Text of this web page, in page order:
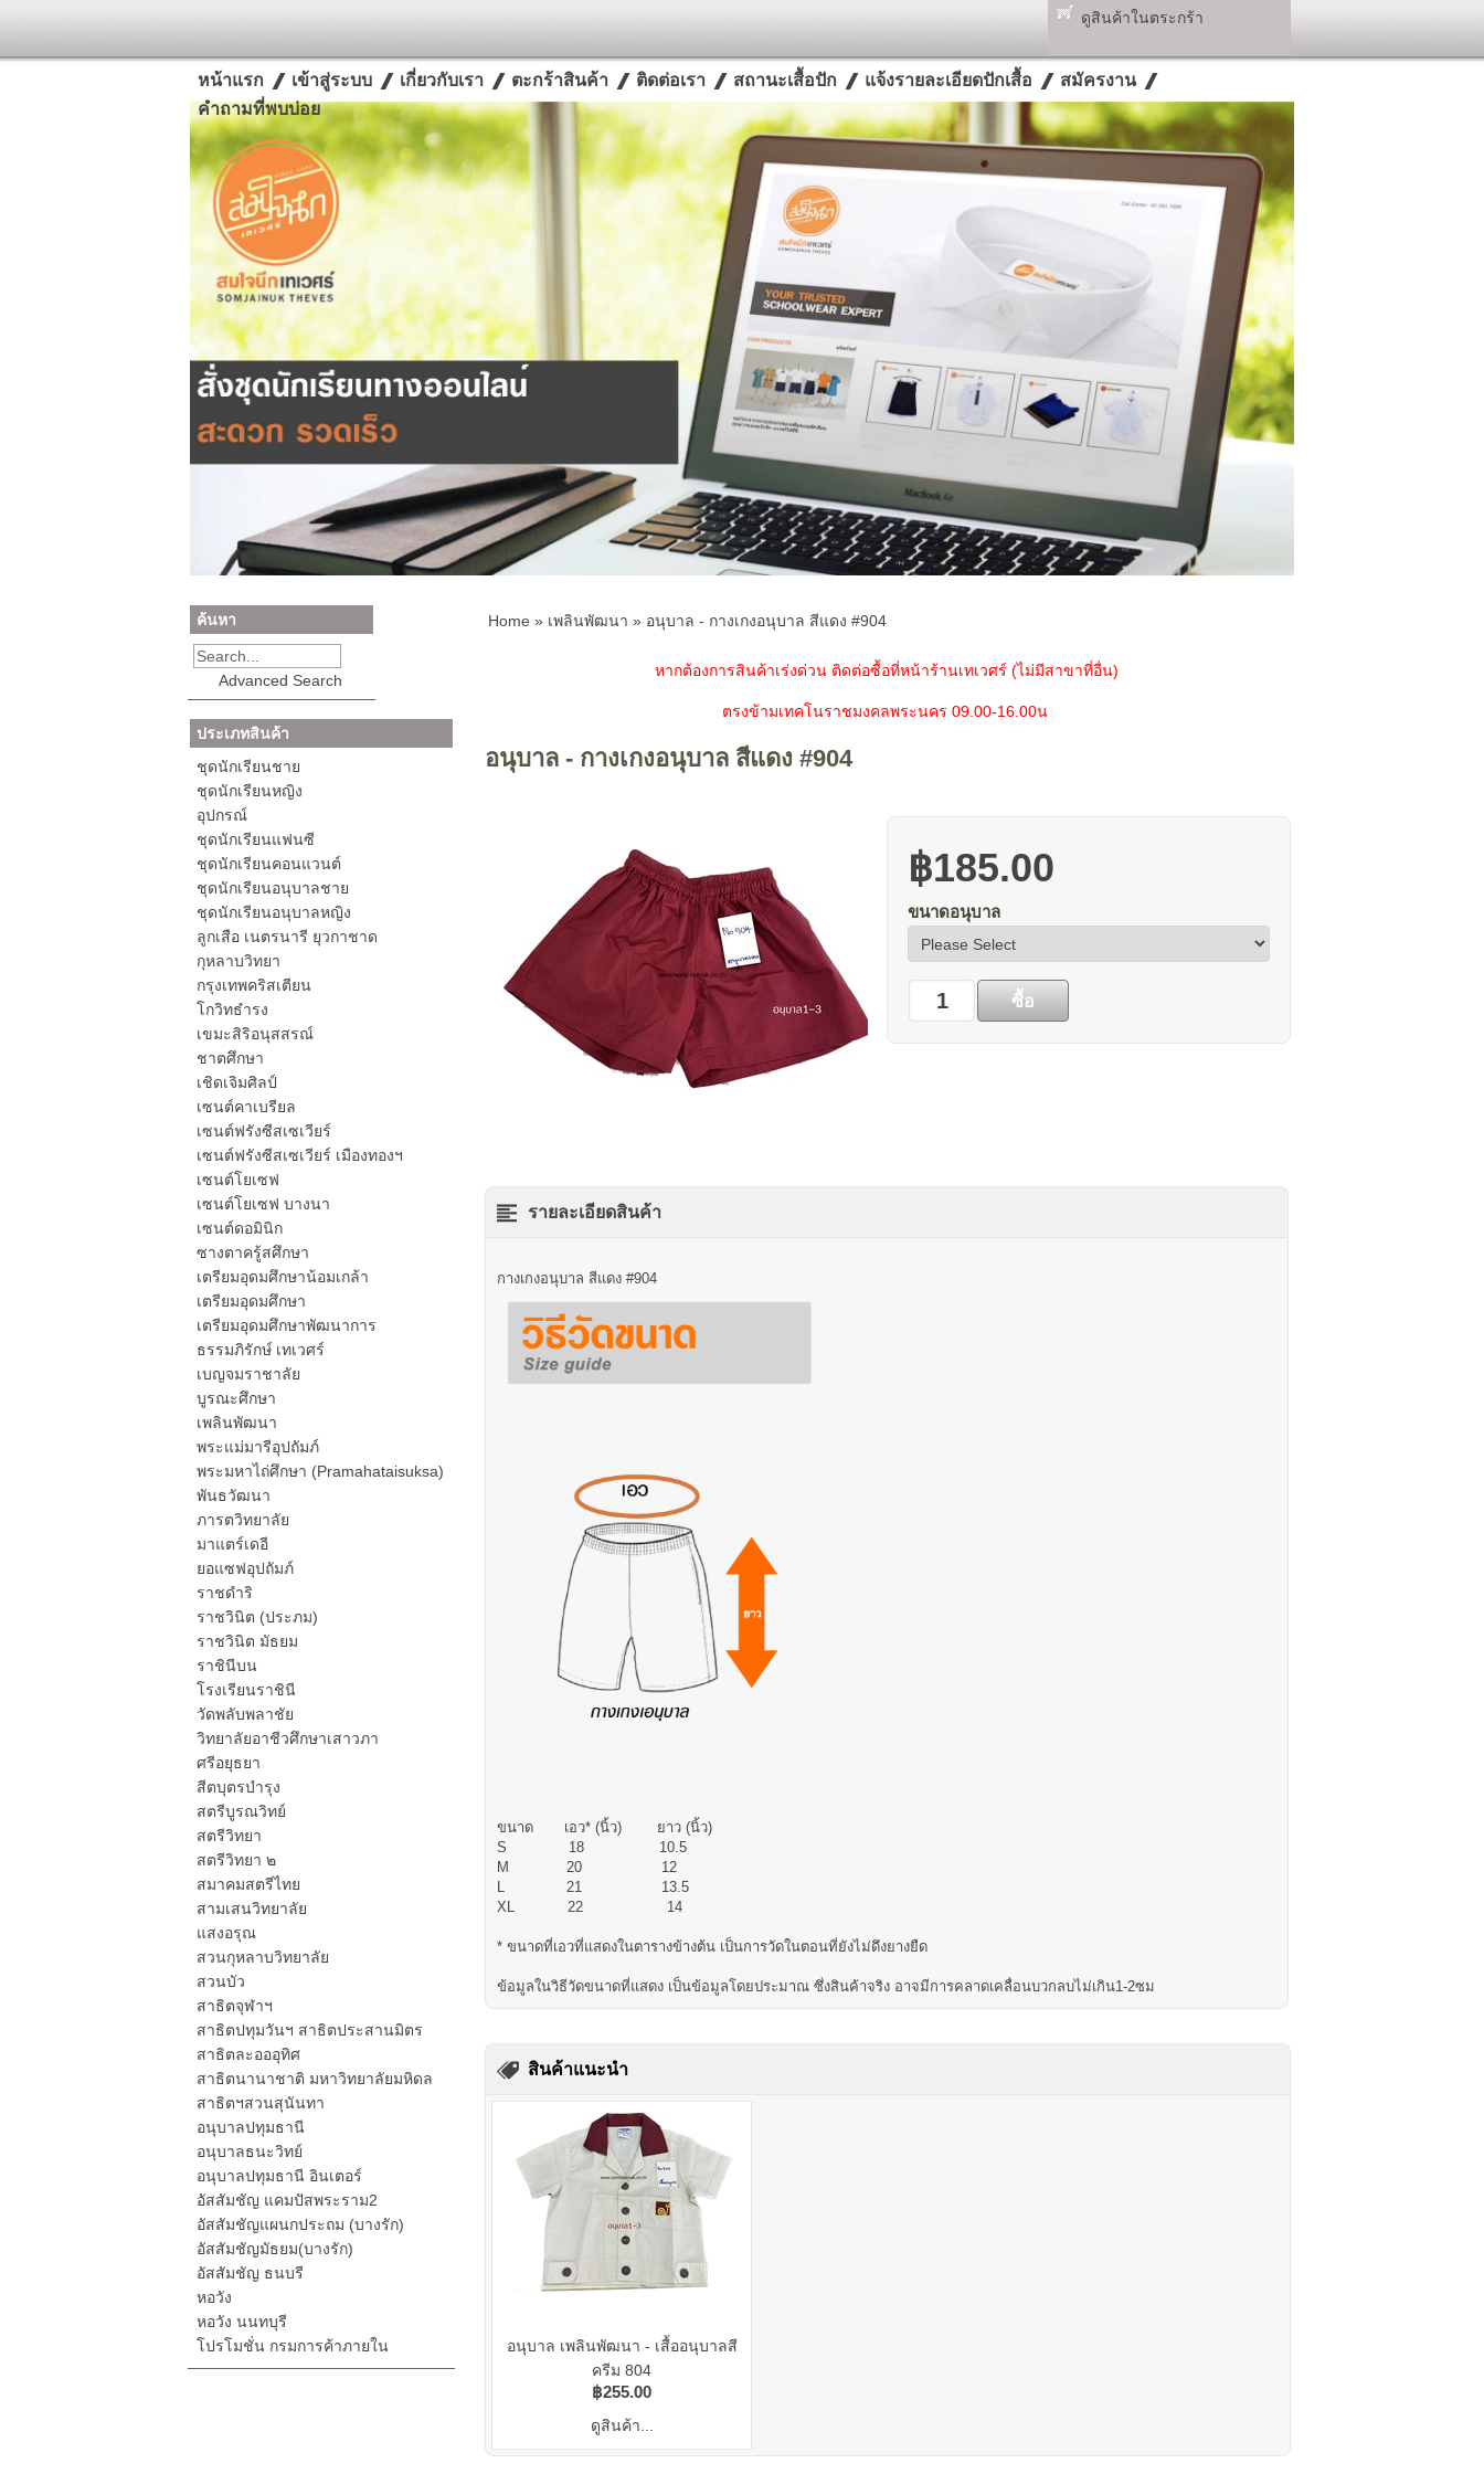
ดูสินค้าในตระกร้า
หน้าแรก เข้าสู่ระบบ เกี่ยวกับเรา ตะกร้าสินค้า ติดต่อเรา สถานะเสื้อปัก แจ้งรายละเอียดปักเสื้อ
สมัครงาน
คำถามที่พบบ่อย
ค้นหา
Advanced Search
ประเภทสินค้า
ชุดนักเรียนชาย
ชุดนักเรียนหญิง
อุปกรณ์
ชุดนักเรียนแฟนซี
ชุดนักเรียนคอนแวนต์
ชุดนักเรียนอนุบาลชาย
ชุดนักเรียนอนุบาลหญิง
ลูกเสือ เนตรนารี ยุวกาชาด
กุหลาบวิทยา
กรุงเทพคริสเตียน
โกวิทธำรง
เขมะสิริอนุสสรณ์
ชาตศึกษา
เชิดเจิมศิลป์
เซนต์คาเบรียล
เซนต์ฟรังซีสเซเวียร์
เซนต์ฟรังซีสเซเวียร์ เมืองทองฯ
เซนต์โยเซฟ
เซนต์โยเซฟ บางนา
เซนต์ดอมินิก
ซางตาครู้สศึกษา
เตรียมอุดมศึกษาน้อมเกล้า
เตรียมอุดมศึกษา
เตรียมอุดมศึกษาพัฒนาการ
ธรรมภิรักษ์ เทเวศร์
เบญจมราชาลัย
บูรณะศึกษา
เพลินพัฒนา
พระแม่มารีอุปถัมภ์
พระมหาไถ่ศึกษา (Pramahataisuksa)
พันธวัฒนา
ภารตวิทยาลัย
มาแตร์เดอี
ยอแซฟอุปถัมภ์
ราชดำริ
ราชวินิต (ประภม)
ราชวินิต มัธยม
ราชินีบน
โรงเรียนราชินี
วัดพลับพลาชัย
วิทยาลัยอาชีวศึกษาเสาวภา
ศรีอยุธยา
สีตบุตรบำรุง
สตรีบูรณวิทย์
สตรีวิทยา
สตรีวิทยา ๒
สมาคมสตรีไทย
สามเสนวิทยาลัย
แสงอรุณ
สวนกุหลาบวิทยาลัย
สวนบัว
สาธิตจุฬาฯ
สาธิตปทุมวันฯ สาธิตประสานมิตร
สาธิตละอออุทิศ
สาธิตนานาชาติ มหาวิทยาลัยมหิดล
สาธิตฯสวนสุนันทา
อนุบาลปทุมธานี
อนุบาลธนะวิทย์
อนุบาลปทุมธานี อินเตอร์
อัสสัมชัญ แคมปัสพระราม2
อัสสัมชัญแผนกประถม (บางรัก)
อัสสัมชัญมัธยม(บางรัก)
อัสสัมชัญ ธนบรี
หอวัง
หอวัง นนทบุรี
โปรโมชั่น กรมการค้าภายใน
Home » เพลินพัฒนา » อนุบาล - กางเกงอนุบาล สีแดง #904
หากต้องการสินค้าเร่งด่วน ติดต่อซื้อที่หน้าร้านเทเวศร์ (ไม่มีสาขาที่อื่น)
ตรงข้ามเทคโนราชมงคลพระนคร 09.00-16.00น
อนุบาล - กางเกงอนุบาล สีแดง #904
฿185.00
ขนาดอนุบาล
รายละเอียดสินค้า
กางเกงอนุบาล สีแดง #904
ขนาด เอว* (นิ้ว) ยาว (นิ้ว)
S 18 10.5
M 20 12
L 21 13.5
XL 22 14
* ขนาดที่เอวที่แสดงในตารางข้างต้น เป็นการวัดในตอนที่ยังไม่ดึงยางยืด
ข้อมูลในวิธีวัดขนาดที่แสดง เป็นข้อมูลโดยประมาณ ซึ่งสินค้าจริง อาจมีการคลาดเคลื่อนบวกลบไม่เกิน1-2ซม
สินค้าแนะนำ
อนุบาล เพลินพัฒนา - เสื้ออนุบาลสี
ครีม 804
฿255.00
ดูสินค้า...